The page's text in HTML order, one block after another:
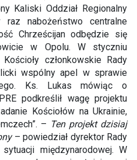
Kaliski Oddział Regionalny
raz nabożeństwo centralne
Chrześcijan odbędzie się
w Opolu. W styczniu
członkowskie Rady
wspólny apel w sprawie
Ks. Lukas mówiąc o
podkreślił wagę projektu
Kościołów na Ukrainie,
– Ten projekt dzisiaj
– powiedział dyrektor Rady
międzynarodowej. W